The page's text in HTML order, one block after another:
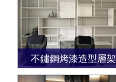
不鏽鋼烤漆造型層架